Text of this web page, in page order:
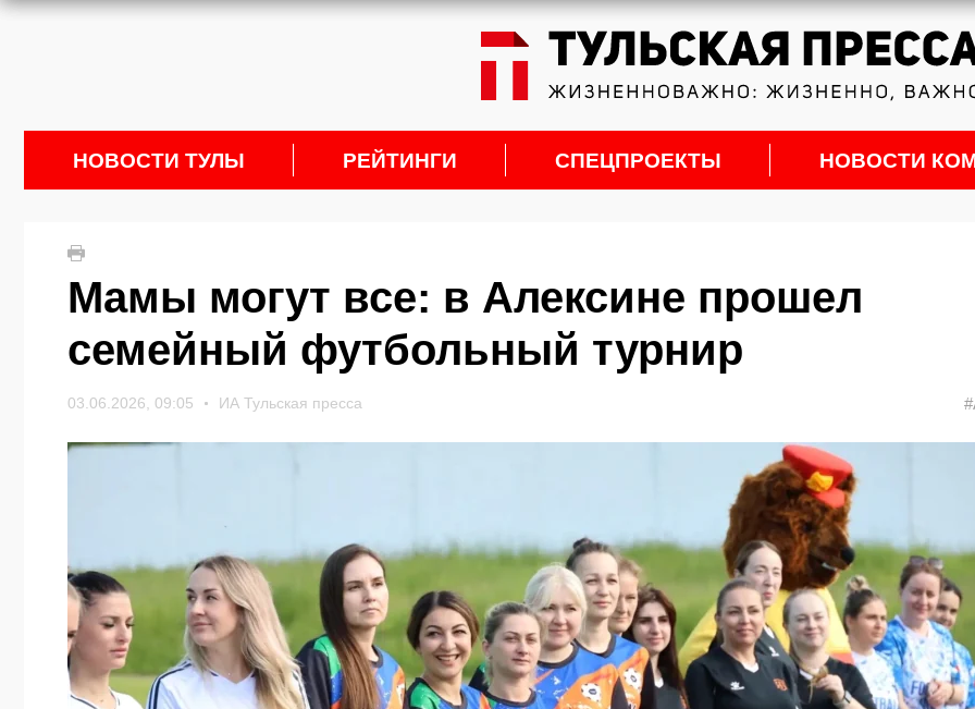
НОВОСТИ ТУЛЫ РЕЙТИНГИ СПЕЦПРОЕКТЫ НОВОСТИ
Мамы могут все: в Алексине прошел
семейный футбольный турнир
03.06.2026, 09:05 ИА Тульская пресса